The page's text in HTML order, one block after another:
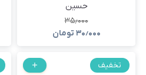
حسین
۳۵٫۰۰۰
۳۰٫۰۰۰ تومان
تخفیف